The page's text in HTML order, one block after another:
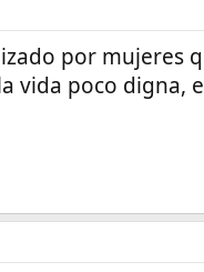
por mujeres
vida poco digna,